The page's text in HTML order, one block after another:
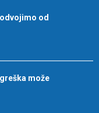
od
može